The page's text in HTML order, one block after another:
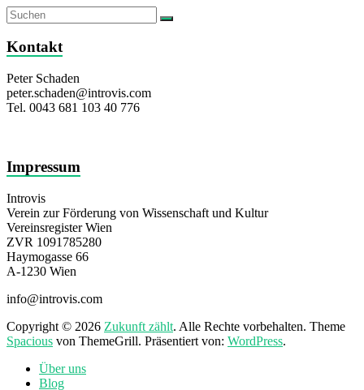
Kontakt
Peter Schaden
peter.schaden@introvis.com
Tel. 0043 681 103 40 776
Impressum
Introvis
Verein zur Förderung von Wissenschaft und Kultur
Vereinsregister Wien
ZVR 1091785280
Haymogasse 66
A-1230 Wien
info@introvis.com
Copyright © 2026 Zukunft zählt. Alle Rechte vorbehalten. Theme
Spacious von ThemeGrill. Präsentiert von: WordPress.
Über uns
Blog